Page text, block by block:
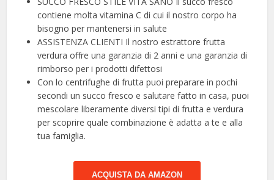
contiene molta vitamina C di cui il nostro corpo ha
bisogno per mantenersi in salute
ASSISTENZA CLIENTI Il nostro estrattore frutta
verdura offre una garanzia di 2 anni e una garanzia di
rimborso per i prodotti difettosi
Con lo centrifughe di frutta puoi preparare in pochi
secondi un succo fresco e salutare fatto in casa, puoi
mescolare liberamente diversi tipi di frutta e verdura
per scoprire quale combinazione è adatta a te e alla
tua famiglia.
ACQUISTA DA AMAZON